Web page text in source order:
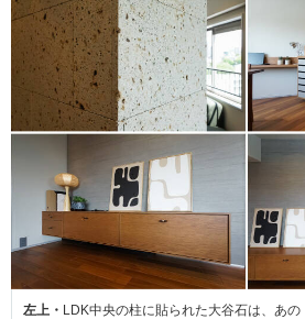
左上・ LDK中央の柱に貼られた大谷石は、あ